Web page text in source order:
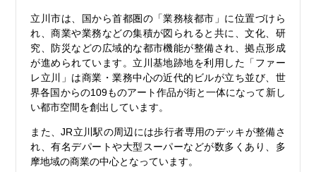
立川市は、国から首都圏の「業務核都市」に位置づけら
れ、商業や業務などの集積が図られると共に、文化、研
究、防災などの広域的な都市機能が整備され、拠点形成
が進められています。立川基地跡地を利用した「ファー
レ立川」は商業・業務中心の近代的ビルが立ち並び、世
界各国からの109ものアート作品が街と一体になって新し
い都市空間を創出しています。
また、JR立川駅の周辺には歩行者専用のデッキが整備さ
れ、有名デパートや大型スーパーなどが数多くあり、多
摩地域の商業の中心となっています。